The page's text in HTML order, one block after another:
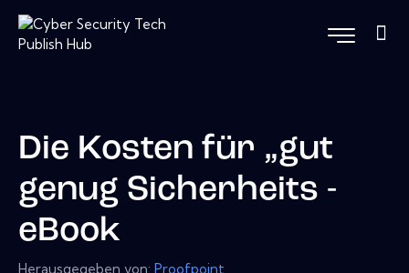
Die Kosten für „gut
genug Sicherheits -
eBook
Herausgegeben von: Proofpoint